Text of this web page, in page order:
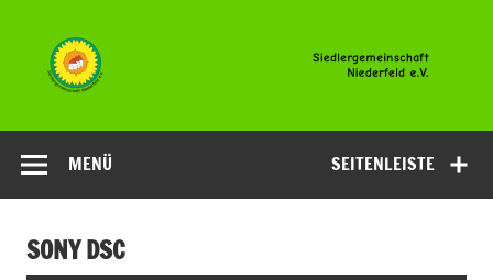
springen
Niederfeld
SEITENLEISTE
MENÜ
SONY DSC